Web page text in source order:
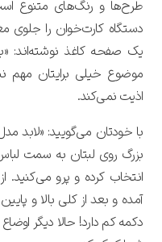
طرح‌ها و رنگ‌های متنوع
دستگاه کارت‌خوان را جلوی
یک صفحه کاغذ نوشته‌اند:
موضوع خیلی برایتان مهم
اذیت نمی‌کند.
با خودتان می‌گویید: «لابد
بزرگ روی لبتان به سمت
انتخاب کرده و پرو می‌کنید.
آمده و بعد از کلی بالا و
دکمه کم دارد! حالا دیگر